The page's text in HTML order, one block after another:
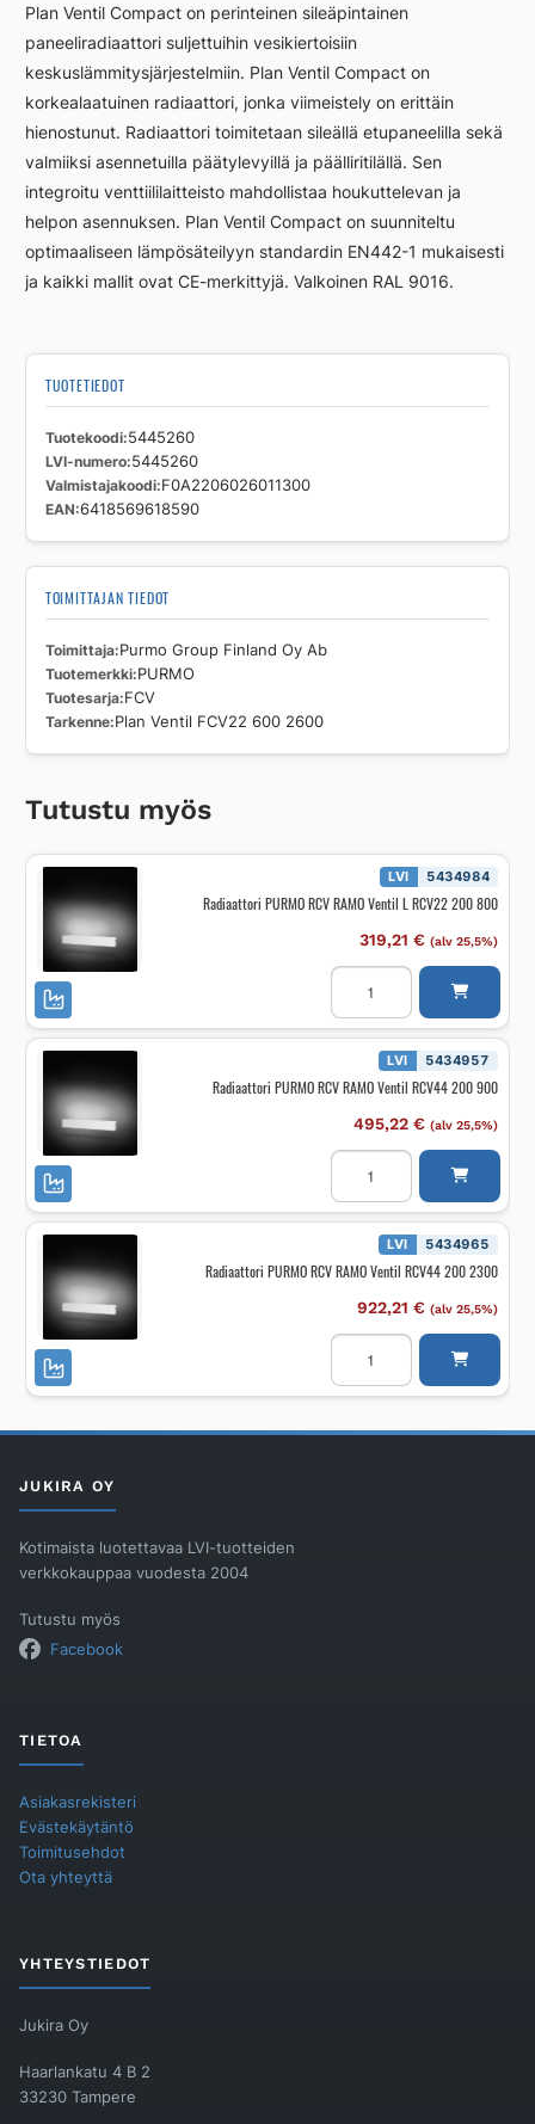
600
2600
määrä
Plan Ventil Compact on perinteinen sileäpintainen
paneeliradiaattori suljettuihin vesikiertoisiin
keskuslämmitysjärjestelmiin. Plan Ventil Compact on
korkealaatuinen radiaattori, jonka viimeistely on erittäin
hienostunut. Radiaattori toimitetaan sileällä etupaneelilla sekä
valmiiksi asennetuilla päätylevyillä ja päälliritilällä. Sen
integroitu venttiililaitteisto mahdollistaa houkuttelevan ja
helpon asennuksen. Plan Ventil Compact on suunniteltu
optimaaliseen lämpösäteilyyn standardin EN442-1 mukaisesti
ja kaikki mallit ovat CE-merkittyjä. Valkoinen RAL 9016.
TUOTETIEDOT
Tuotekoodi 5445260
LVI-numero 5445260
Valmistajakoodi F0A2206026011300
EAN 6418569618590
TOIMITTAJAN TIEDOT
Toimittaja Purmo Group Finland Oy Ab
Tuotemerkki PURMO
Tuotesarja FCV
Tarkenne Plan Ventil FCV22 600 2600
Tutustu myös
LVI 5434984
Radiaattori PURMO RCV RAMO Ventil L RCV22 200 800
319,21 € (alv 25,5%)
Radiaattori
PURMO
RAMO
Ventil
RCV22
200
määrä
LVI 5434957
Radiaattori PURMO RCV RAMO Ventil RCV44 200 900
495,22 € (alv 25,5%)
Radiaattori
PURMO
RAMO
Ventil
RCV44
900
LVI 5434965
Radiaattori PURMO RCV RAMO Ventil RCV44 200 2300
922,21 € (alv 25,5%)
Radiaattori
PURMO
RAMO
200
JUKIRA OY
Kotimaista luotettavaa LVI-tuotteiden
verkkokauppaa vuodesta 2004
Tutustu myös
Facebook
TIETOA
Asiakasrekisteri
Evästekäytäntö
Toimitusehdot
Ota yhteyttä
YHTEYSTIEDOT
Jukira Oy
Haarlankatu 4 B 2
33230 Tampere